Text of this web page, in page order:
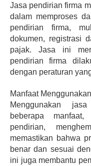
Jasa pendirian firma
dalam memproses
pendirian firma,
dokumen, registrasi
pajak. Jasa ini
pendirian firma
dengan peraturan
Manfaat
Menggunakan
beberapa
pendirian,
memastikan bahwa
benar dan sesuai
ini juga membantu